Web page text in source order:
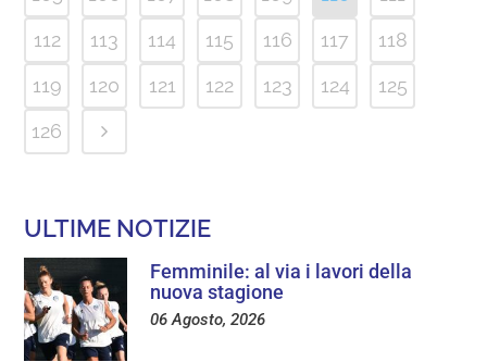
112
113 114 115 116 117
118
119
120 121 122 123 124
125
126
ULTIME NOTIZIE
Femminile: al via i lavori della
nuova stagione
06 Agosto, 2026